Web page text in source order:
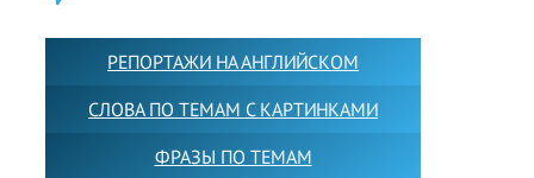
РЕПОРТАЖИ НА АНГЛИЙСКОМ
СЛОВА ПО ТЕМАМ С КАРТИНКАМИ
ФРАЗЫ ПО ТЕМАМ